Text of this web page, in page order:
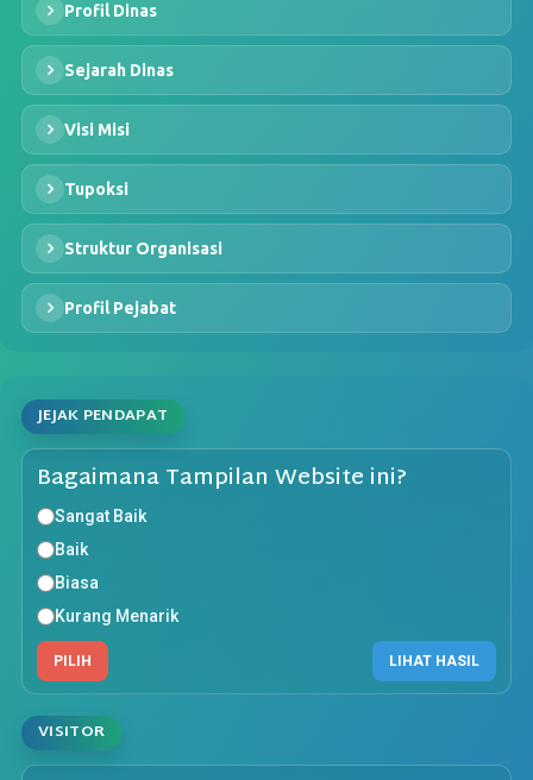
Profil Dinas
Sejarah Dinas
Visi Misi
Tupoksi
Struktur Organisasi
Profil Pejabat
JEJAK PENDAPAT
Bagaimana Tampilan Website ini?
Sangat Baik
Baik
Biasa
Kurang Menarik
PILIH LIHAT HASIL
VISITOR